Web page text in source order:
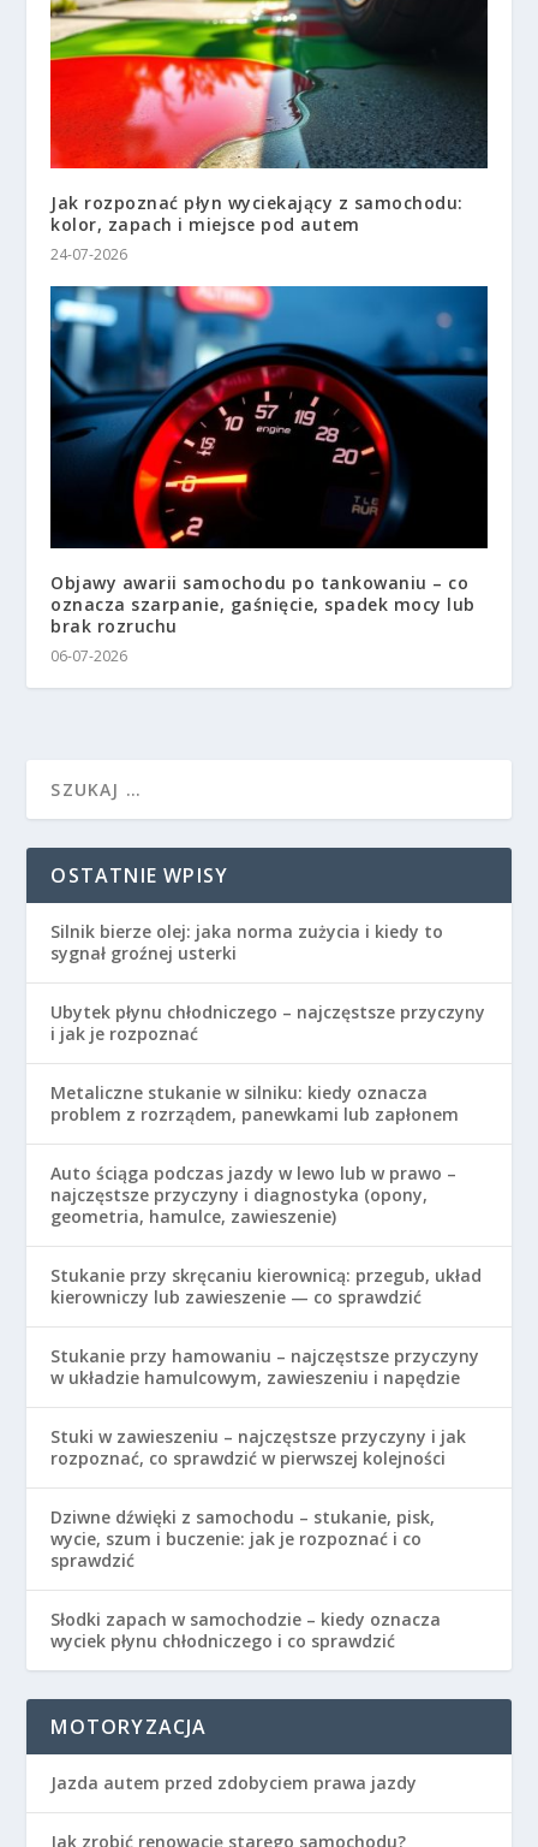
Jak rozpoznać płyn wyciekający z samochodu:
kolor, zapach i miejsce pod autem
24-07-2026
Objawy awarii samochodu po tankowaniu – co
oznacza szarpanie, gaśnięcie, spadek mocy lub
brak rozruchu
06-07-2026
OSTATNIE WPISY
Silnik bierze olej: jaka norma zużycia i kiedy to
sygnał groźnej usterki
Ubytek płynu chłodniczego – najczęstsze przyczyny
i jak je rozpoznać
Metaliczne stukanie w silniku: kiedy oznacza
problem z rozrządem, panewkami lub zapłonem
Auto ściąga podczas jazdy w lewo lub w prawo –
najczęstsze przyczyny i diagnostyka (opony,
geometria, hamulce, zawieszenie)
Stukanie przy skręcaniu kierownicą: przegub, układ
kierowniczy lub zawieszenie — co sprawdzić
Stukanie przy hamowaniu – najczęstsze przyczyny
w układzie hamulcowym, zawieszeniu i napędzie
Stuki w zawieszeniu – najczęstsze przyczyny i jak
rozpoznać, co sprawdzić w pierwszej kolejności
Dziwne dźwięki z samochodu – stukanie, pisk,
wycie, szum i buczenie: jak je rozpoznać i co
sprawdzić
Słodki zapach w samochodzie – kiedy oznacza
wyciek płynu chłodniczego i co sprawdzić
MOTORYZACJA
Jazda autem przed zdobyciem prawa jazdy
Jak zrobić renowację starego samochodu?